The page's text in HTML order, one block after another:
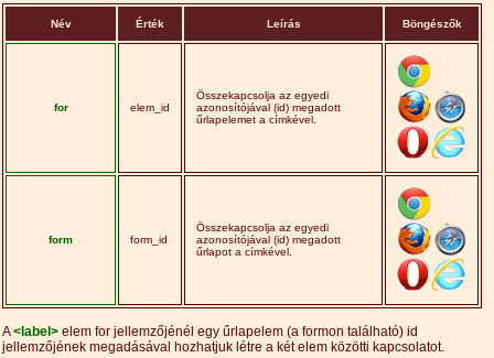
Név Érték Leírás Böngészők
for elem_id
Összekapcsolja az egyedi
azonosítójával (id) megadott
űrlapelemet a címkével.
form form_id
Összekapcsolja az egyedi
azonosítójával (id) megadott
űrlapot a címkével.
A<label> elem for jellemzőjénél egy űrlapelem (a formon található) id
jellemzőjének megadásával hozhatjuk létre a két elem közötti kapcsolatot.